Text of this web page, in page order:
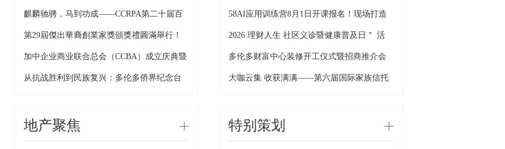
麒麟驰骋，马到功成——CCRPA第二十届百
万
第29屆傑出華裔創業家獎頒獎禮圓滿舉行！
加中企业商业联合总会（CCBA）成立庆典暨
新
从抗战胜利到民族复兴：多伦多侨界纪念台
58AI应用训练营8月1日开课报名！现场打造
你
2026 理财人生 社区义诊暨健康普及日＂ 活
多伦多财富中心装修开工仪式暨招商推介会
隆
大咖云集 收获满满——第六届国际家族信托
地产聚焦 特别策划